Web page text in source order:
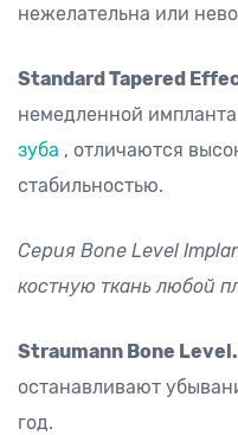
нежелательна или
Standard Tapered
немедленной
зуба , отличаются
стабильностью.
Серия Bone Level
костную ткань любой
Straumann Bone Level.
останавливают
год.